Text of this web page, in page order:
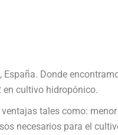
Donde
en cultivo hidropónico.
tales como:
necesarios para el